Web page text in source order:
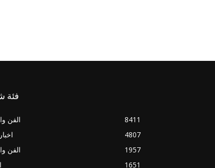
فئة
الفن
8411
4807
الفن
1957
1651